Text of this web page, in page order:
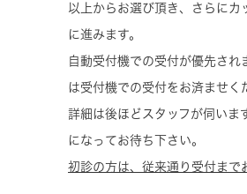
以上からお選び頂き、さらにカ
に進みます。
自動受付機での受付が優先され
は受付機での受付をお済ませく
詳細は後ほどスタッフが伺いま
になってお待ち下さい。
初診の方は、従来通り受付まで